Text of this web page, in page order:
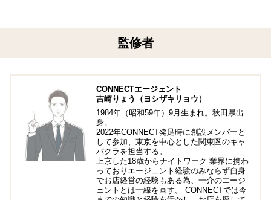
監修者
CONNECTエージェント
吉崎りょう（ヨシザキリョウ）
1984年（昭和59年）9月生まれ。秋田県出
身。
2022年CONNECT発足時に創設メンバーと
して参加、東京を中心とした関東圏のキャ
バクラを担当する。
上京した18歳からナイトワーク 業界に携わ
っておりエージェント経験のみならず自身
でお店経営の経験もある為、一介のエージ
ェントとは一線を画す。 CONNECTでは今